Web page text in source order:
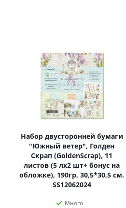
Набор двусторонней бумаги
"Южный ветер", Голден
Скрап (GoldenScrap), 11
листов (5 лх2 шт+ бонус на
обложке), 190гр, 30,5*30,5 см.
SS12062024
Много